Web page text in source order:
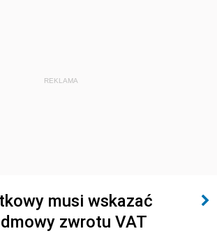
REKLAMA
musi wskazać
zwrotu VAT